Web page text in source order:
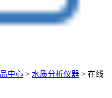
中心 > 水质分析仪器 > 在线